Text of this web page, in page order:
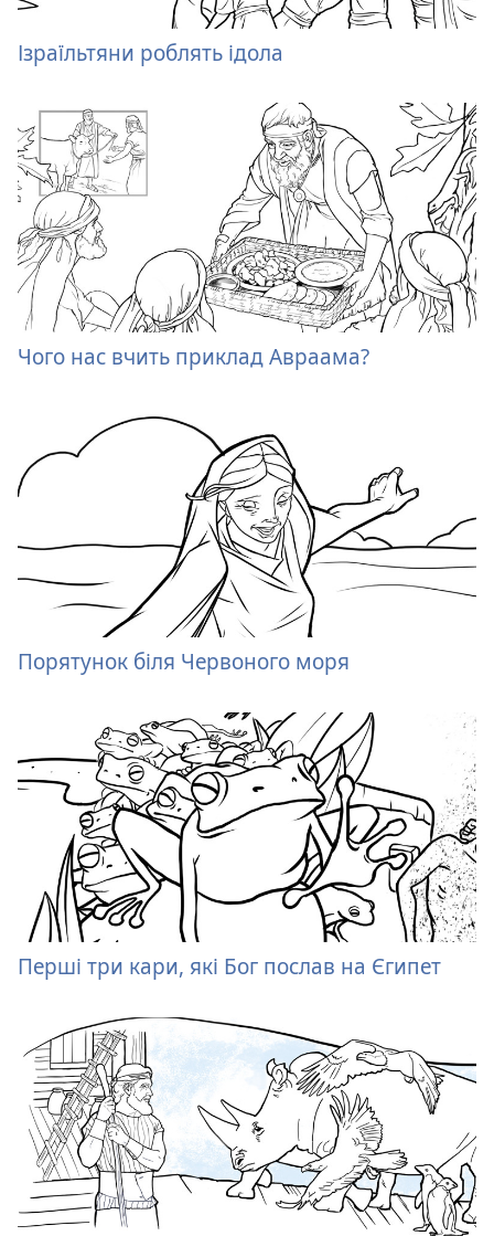
Ізраїльтяни роблять ідола
Чого нас вчить приклад Авраама?
Порятунок біля Червоного моря
Перші три кари, які Бог послав на Єгипет